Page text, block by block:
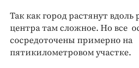
Так как город растянут
центра там сложное. Но все
сосредоточены примерно на
пятикилометровом участке.